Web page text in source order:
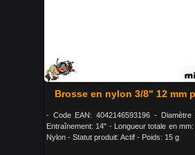
Brosse en nylon 3/8" 12 mm
- Code EAN: 4042146593196 -
Entraînement: 14" - Longueur totale en
Nylon - Statut produit: Actif - Poids: 15 g